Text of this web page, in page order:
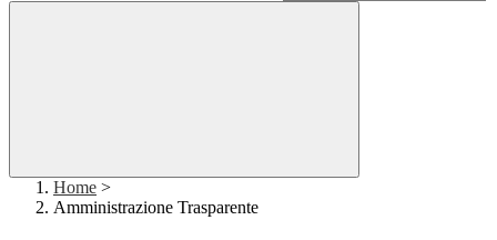
Home >
Amministrazione Trasparente